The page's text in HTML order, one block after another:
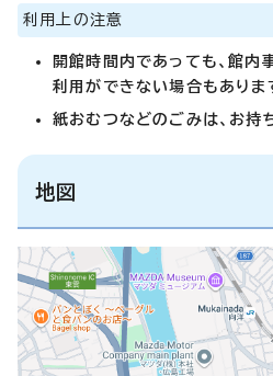
利用上の注意
開館時間内であっても、館内
利用ができない場合もありま
紙おむつなどのごみは、お持
地図